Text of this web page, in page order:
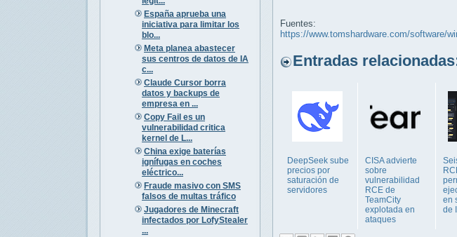
España aprueba una
iniciativa para limitar los
blo...
Meta planea abastecer
sus centros de datos de IA
c...
Claude Cursor borra
datos y backups de
empresa en ...
Copy Fail es un
vulnerabilidad critica
kernel de L...
China exige baterías
ignífugas en coches
eléctrico...
Fraude masivo con SMS
falsos de multas tráfico
Jugadores de Minecraft
infectados por LofyStealer
...
Fuentes:
https://www.tomshardware.com/software/
Entradas
DeepSeek sube
precios por
saturación de
servidores
CISA advierte
sobre
vulnerabilidad
RCE de
TeamCity
explotada en
ataques
en
de